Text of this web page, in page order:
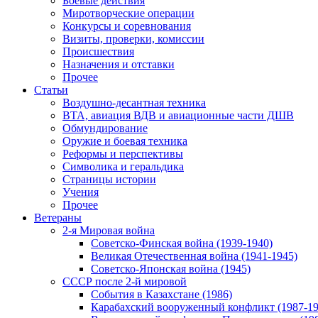
Миротворческие операции
Конкурсы и соревнования
Визиты, проверки, комиссии
Происшествия
Назначения и отставки
Прочее
Статьи
Воздушно-десантная техника
ВТА, авиация ВДВ и авиационные части ДШВ
Обмундирование
Оружие и боевая техника
Реформы и перспективы
Символика и геральдика
Страницы истории
Учения
Прочее
Ветераны
2-я Мировая война
Советско-Финская война (1939-1940)
Великая Отечественная война (1941-1945)
Советско-Японская война (1945)
СССР после 2-й мировой
События в Казахстане (1986)
Карабахский вооруженный конфликт (1987-